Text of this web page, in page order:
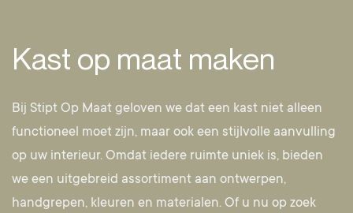
Kast op maat maken
Bij Stipt Op Maat geloven we dat een kast niet alleen
functioneel moet zijn, maar ook een stijlvolle aanvulling
op uw interieur. Omdat iedere ruimte uniek is, bieden
we een uitgebreid assortiment aan ontwerpen,
handgrepen, kleuren en materialen. Of u nu op zoek